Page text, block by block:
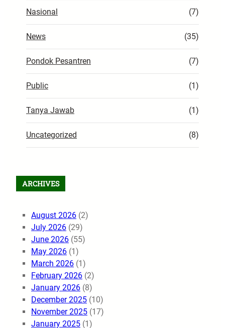
Nasional (7)
News (35)
Pondok Pesantren (7)
Public (1)
Tanya Jawab (1)
Uncategorized (8)
ARCHIVES
August 2026 (2)
July 2026 (29)
June 2026 (55)
May 2026 (1)
March 2026 (1)
February 2026 (2)
January 2026 (8)
December 2025 (10)
November 2025 (17)
January 2025 (1)